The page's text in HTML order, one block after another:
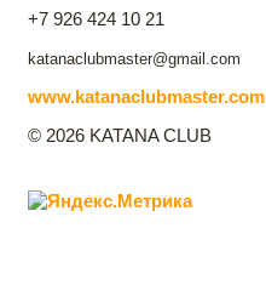
+7 926 424 10 21
katanaclubmaster@gmail.com
www.katanaclubmaster.com
© 2026 KATANA CLUB